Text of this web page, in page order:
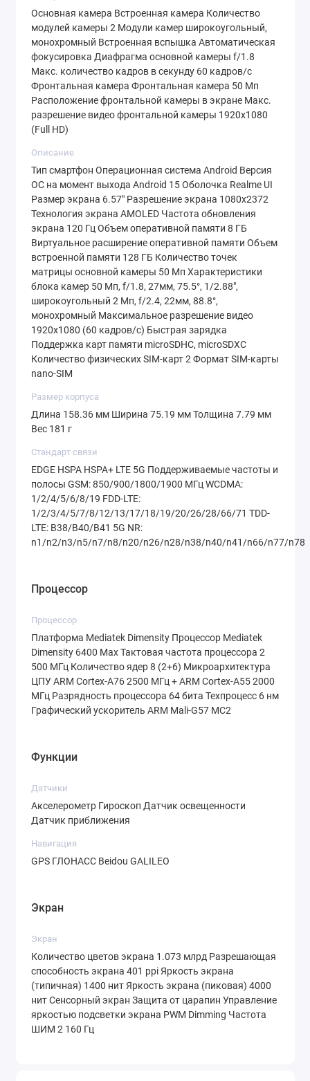
комфортно пользоваться телефоном даже под
прямым солнцем, а встроенная защита от
царапин оберегает дисплей.
Профессиональная Съемка:
Камеры На Уровне
Фотофункционал Realme 15T впечатляет.
Основная двойная камера представлена:
Главный сенсор 50 Мпс широкоугольным
объективом (f/1.8) для детализированных,
ярких снимков при любом освещении.
Монохромный датчик 2 Мпдля улучшения
детализации и создания художественных
черно-белых фотографий.
Фронтальная камера на 50 Мп,
расположенная в минимальном вырезе экрана,
обеспечивает потрясающее качество селфи и
видеозвонков. Обе камеры снимают
Full HD с плавными 60 кадрами в секунду.
Феноменальная Автономность и
Защита
Главный козырь модели — огромный
аккумулятор на 7000 мА·ч
Это гарантирует до25 часовнепрерывного
поддерживает быструю зарядку и даже
устройствами.
Realme 15T отличается высокой надежностью.
Он имеет сертификатызащиты от пыли и
погружения на глубину. Разблокировать
оптического сканера отпечатков пальцев
встроенного в экран, или по лицу.
Дополнительные Преимущества и
Современные интерфейсы
Bluetooth 5.3, NFC для бесконтактных
платежей, ИК-передатчик для управления
техникой.
Мощная система охлажденияс
испарительной камерой для стабильной
Основная камера Встроенная камера Количество
модулей камеры 2 Модули камер широкоугольный,
монохромный Встроенная вспышка Автоматическая
фокусировка Диафрагма основной камеры f/1.8
Макс. количество кадров в секунду 60 кадров/с
Фронтальная камера Фронтальная камера 50 Мп
Расположение фронтальной камеры в экране Макс.
разрешение видео фронтальной камеры 1920x1080
(Full HD)
Описание
Тип смартфон Операционная система Android Версия
ОС на момент выхода Android 15 Оболочка Realme UI
Размер экрана 6.57" Разрешение экрана 1080x2372
Технология экрана AMOLED Частота обновления
экрана 120 Гц Объем оперативной памяти 8 ГБ
Виртуальное расширение оперативной памяти Объем
встроенной памяти 128 ГБ Количество точек
матрицы основной камеры 50 Мп Характеристики
блока камер 50 Мп, f/1.8, 27мм, 75.5°, 1/2.88",
широкоугольный 2 Мп, f/2.4, 22мм, 88.8°,
монохромный Максимальное разрешение видео
1920x1080 (60 кадров/с) Быстрая зарядка
Поддержка карт памяти microSDHC, microSDXC
Количество физических SIM-карт 2 Формат SIM-карты
nano-SIM
Размер корпуса
Длина 158.36 мм Ширина 75.19 мм Толщина 7.79 мм
Вес 181 г
Стандарт связи
EDGE HSPA HSPA+ LTE 5G Поддерживаемые частоты и
полосы GSM: 850/900/1800/1900 МГц WCDMA:
1/2/4/5/6/8/19 FDD-LTE:
1/2/3/4/5/7/8/12/13/17/18/19/20/26/28/66/71 TDD-
LTE: B38/B40/B41 5G NR:
n1/n2/n3/n5/n7/n8/n20/n26/n28/n38/n40/n41/n66/n77/n78
Процессор
Процессор
Платформа Mediatek Dimensity Процессор Mediatek
Dimensity 6400 Max Тактовая частота процессора 2
500 МГц Количество ядер 8 (2+6) Микроархитектура
ЦПУ ARM Cortex-A76 2500 МГц + ARM Cortex-A55 2000
МГц Разрядность процессора 64 бита Техпроцесс 6 нм
Графический ускоритель ARM Mali-G57 MC2
Функции
Датчики
Акселерометр Гироскоп Датчик освещенности
Датчик приближения
Навигация
GPS ГЛОНАСС Beidou GALILEO
Экран
Экран
Количество цветов экрана 1.073 млрд Разрешающая
способность экрана 401 ppi Яркость экрана
(типичная) 1400 нит Яркость экрана (пиковая) 4000
нит Сенсорный экран Защита от царапин Управление
яркостью подсветки экрана PWM Dimming Частота
ШИМ 2 160 Гц